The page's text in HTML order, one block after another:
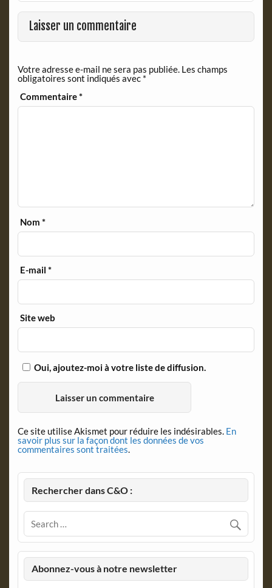
o
o
k
F
r
e
d
l
y
Laisser un commentaire
Votre adresse e-mail ne sera pas publiée. Les champs
obligatoires sont indiqués avec *
Commentaire*
Nom*
E-mail*
Site web
Oui, ajoutez-moi à votre liste de diffusion.
Ce site utilise Akismet pour réduire les indésirables. En
savoir plus sur la façon dont les données de vos
commentaires sont traitées
Rechercher dans C&O :
Abonnez-vous à notre newsletter